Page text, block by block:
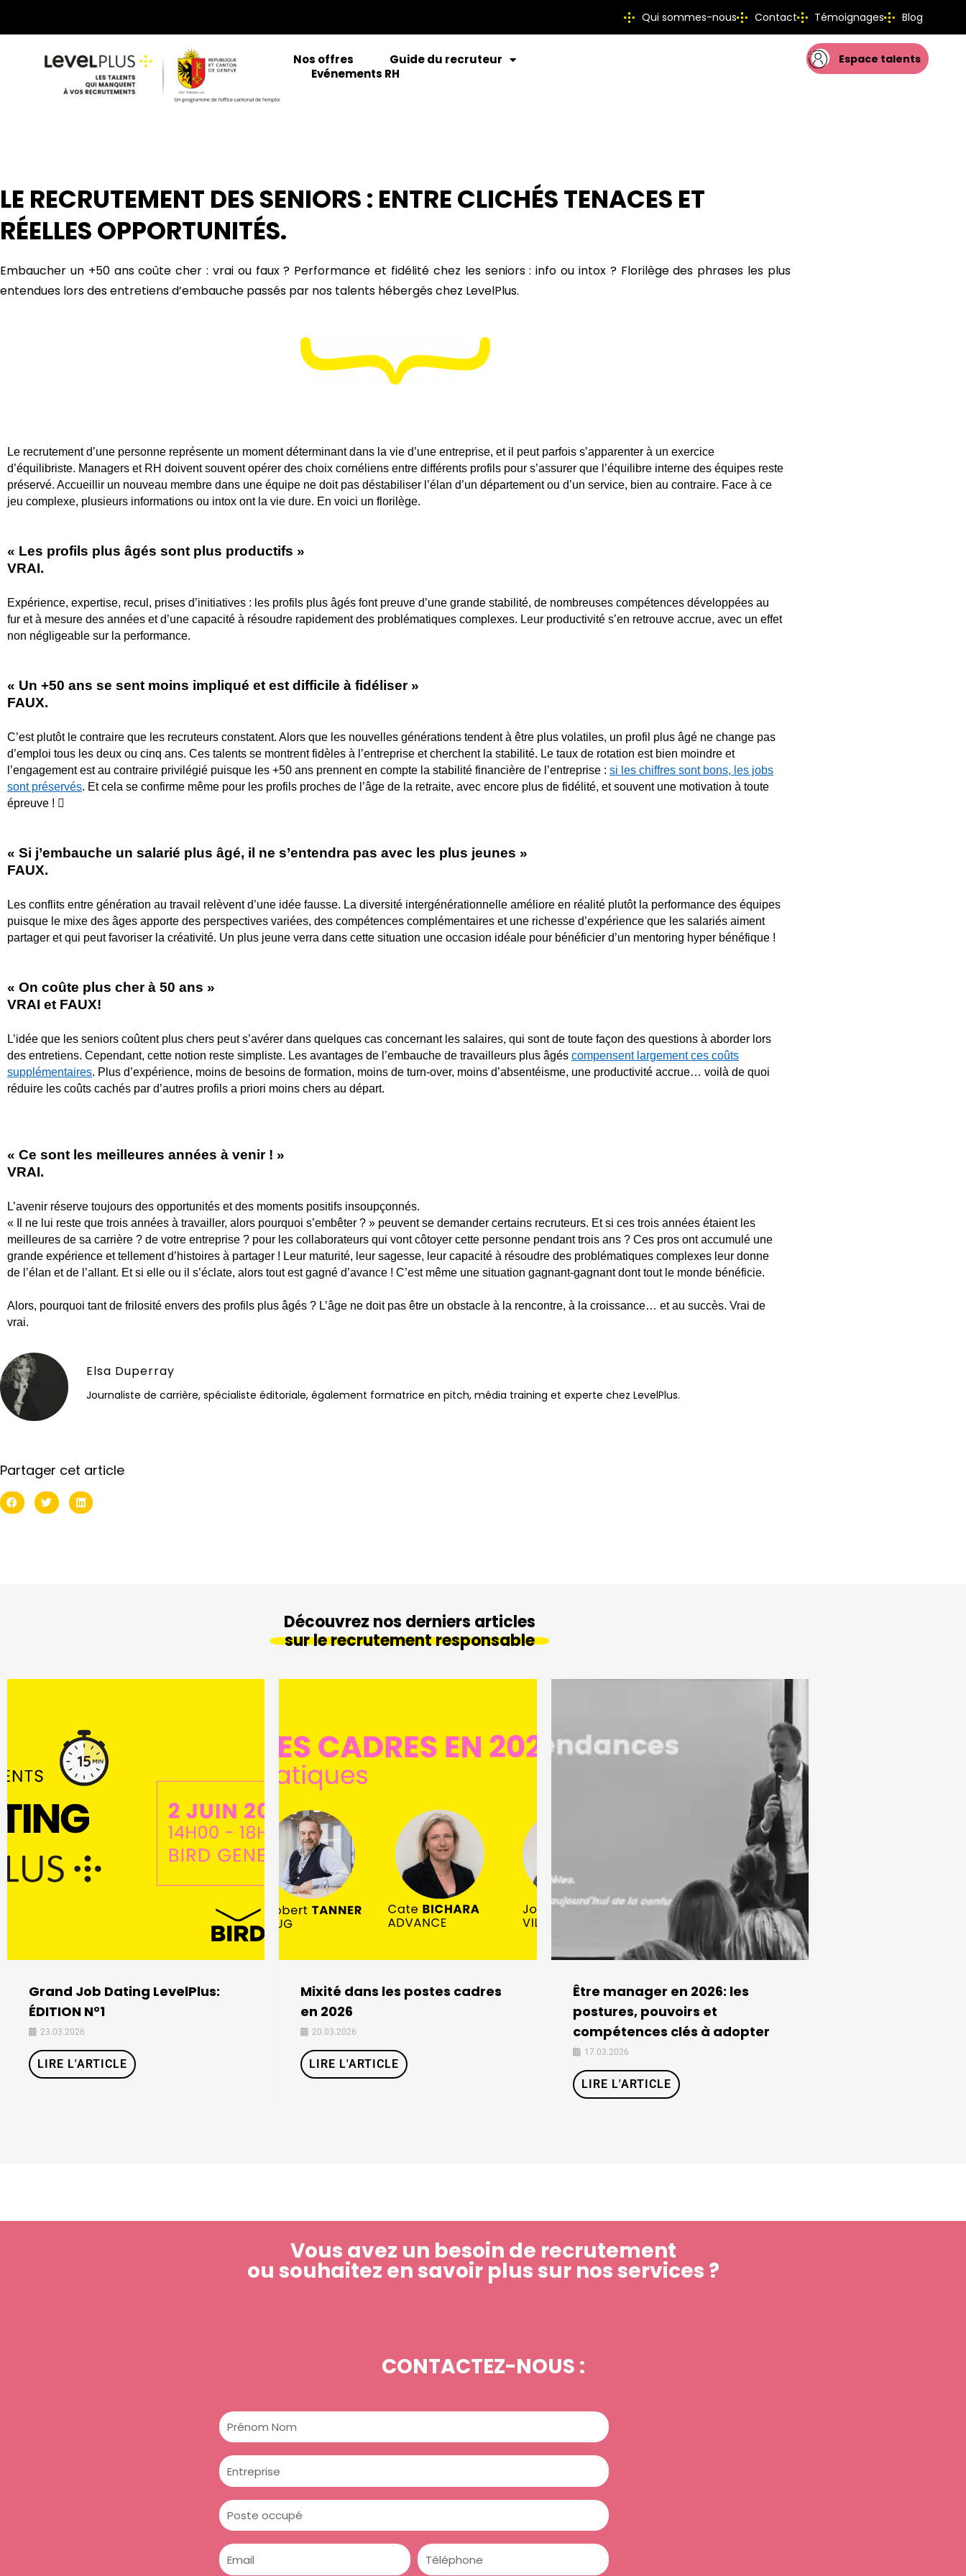
Qui sommes-nous Contact Témoignages Blog
Nos offres
Guide du recruteur
Evénements RH
Espace talents
LE RECRUTEMENT DES SENIORS : ENTRE CLICHÉS TENACES ET
RÉELLES OPPORTUNITÉS.
Embaucher un +50 ans coûte cher : vrai ou faux ? Performance et fidélité chez les seniors : info ou intox ? Florilège des phrases les plus
entendues lors des entretiens d’embauche passés par nos talents hébergés chez LevelPlus.
Le recrutement d’une personne représente un moment déterminant dans la vie d’une entreprise, et il peut parfois s’apparenter à un exercice
d’équilibriste. Managers et RH doivent souvent opérer des choix cornéliens entre différents profils pour s’assurer que l’équilibre interne des équipes reste
préservé. Accueillir un nouveau membre dans une équipe ne doit pas déstabiliser l’élan d’un département ou d’un service, bien au contraire. Face à ce
jeu complexe, plusieurs informations ou intox ont la vie dure. En voici un florilège.
« Les profils plus âgés sont plus productifs »
VRAI.
Expérience, expertise, recul, prises d’initiatives : les profils plus âgés font preuve d’une grande stabilité, de nombreuses compétences développées au
fur et à mesure des années et d’une capacité à résoudre rapidement des problématiques complexes. Leur productivité s’en retrouve accrue, avec un effet
non négligeable sur la performance.
« Un +50 ans se sent moins impliqué et est difficile à fidéliser »
FAUX.
C’est plutôt le contraire que les recruteurs constatent. Alors que les nouvelles générations tendent à être plus volatiles, un profil plus âgé ne change pas
d’emploi tous les deux ou cinq ans. Ces talents se montrent fidèles à l’entreprise et cherchent la stabilité. Le taux de rotation est bien moindre et
l’engagement est au contraire privilégié puisque les +50 ans prennent en compte la stabilité financière de l’entreprise : si les chiffres sont bons, les jobs
sont préservés. Et cela se confirme même pour les profils proches de l’âge de la retraite, avec encore plus de fidélité, et souvent une motivation à toute
épreuve ! 
« Si j’embauche un salarié plus âgé, il ne s’entendra pas avec les plus jeunes »
FAUX.
Les conflits entre génération au travail relèvent d’une idée fausse. La diversité intergénérationnelle améliore en réalité plutôt la performance des équipes
puisque le mixe des âges apporte des perspectives variées, des compétences complémentaires et une richesse d’expérience que les salariés aiment
partager et qui peut favoriser la créativité. Un plus jeune verra dans cette situation une occasion idéale pour bénéficier d’un mentoring hyper bénéfique !
« On coûte plus cher à 50 ans »
VRAI et FAUX!
L’idée que les seniors coûtent plus chers peut s’avérer dans quelques cas concernant les salaires, qui sont de toute façon des questions à aborder lors
des entretiens. Cependant, cette notion reste simpliste. Les avantages de l’embauche de travailleurs plus âgés compensent largement ces coûts
supplémentaires. Plus d’expérience, moins de besoins de formation, moins de turn-over, moins d’absentéisme, une productivité accrue… voilà de quoi
réduire les coûts cachés par d’autres profils a priori moins chers au départ.
« Ce sont les meilleures années à venir ! »
VRAI.
L’avenir réserve toujours des opportunités et des moments positifs insoupçonnés.
« Il ne lui reste que trois années à travailler, alors pourquoi s’embêter ? » peuvent se demander certains recruteurs. Et si ces trois années étaient les
meilleures de sa carrière ? de votre entreprise ? pour les collaborateurs qui vont côtoyer cette personne pendant trois ans ? Ces pros ont accumulé une
grande expérience et tellement d’histoires à partager ! Leur maturité, leur sagesse, leur capacité à résoudre des problématiques complexes leur donne
de l’élan et de l’allant. Et si elle ou il s’éclate, alors tout est gagné d’avance ! C’est même une situation gagnant-gagnant dont tout le monde bénéficie.
Alors, pourquoi tant de frilosité envers des profils plus âgés ? L’âge ne doit pas être un obstacle à la rencontre, à la croissance… et au succès. Vrai de
vrai.
Elsa Duperray
Journaliste de carrière, spécialiste éditoriale, également formatrice en pitch, média training et experte chez LevelPlus.
Partager cet article
Découvrez nos derniers articles
sur le recrutement responsable
Grand Job Dating LevelPlus:
ÉDITION N°1
23.03.2026
LIRE L'ARTICLE
Mixité dans les postes cadres
en 2026
20.03.2026
LIRE L'ARTICLE
Être manager en 2026: les
postures, pouvoirs et
compétences clés à adopter
17.03.2026
LIRE L'ARTICLE
Vous avez un besoin de recrutement
ou souhaitez en savoir plus sur nos services ?
CONTACTEZ-NOUS :